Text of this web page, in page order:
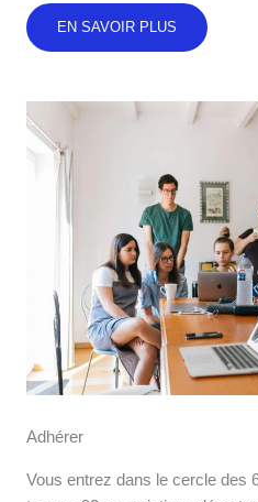
EN SAVOIR PLUS
Adhérer
Vous entrez dans le cercle des